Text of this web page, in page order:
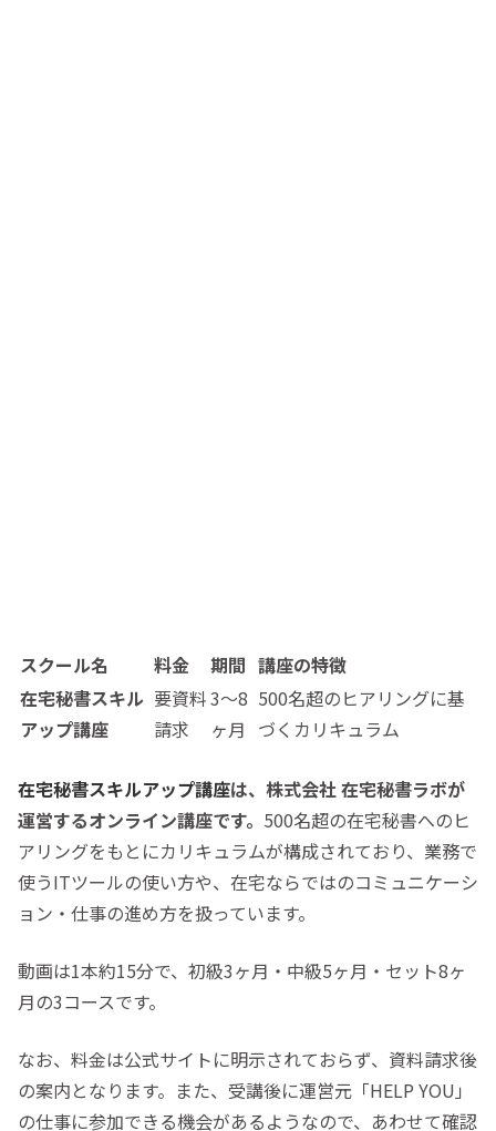
スクール名 料金 期間 講座の特徴
在宅秘書スキル
アップ講座
要資料
請求
3〜8
ヶ月
500名超のヒアリングに基
づくカリキュラム
在宅秘書スキルアップ講座は、株式会社 在宅秘書ラボが
運営するオンライン講座です。 500名超の在宅秘書へのヒ
アリングをもとにカリキュラムが構成されており、業務で
使うITツールの使い方や、在宅ならではのコミュニケーシ
ョン・仕事の進め方を扱っています。
動画は1本約15分で、初級3ヶ月・中級5ヶ月・セット8ヶ
月の3コースです。
なお、 料金は公式サイトに明示されておらず、資料請求後
の案内となります。また、受講後に運営元「HELP YOU」
の仕事に参加できる機会があるようなので、あわせて確認